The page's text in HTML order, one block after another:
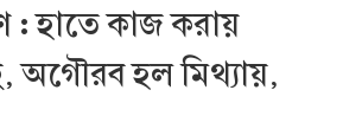
: হাতে কাজ করায়
অগৌরব হল মিথ্যায়,